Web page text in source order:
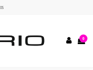
0